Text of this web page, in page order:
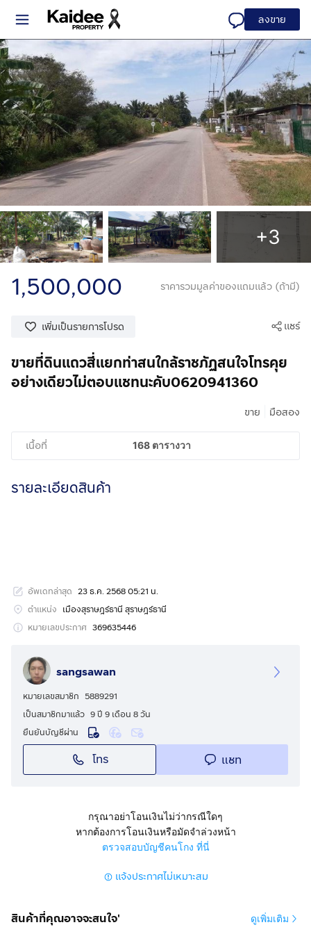
ลงขาย
+3
1,500,000 ราคารวมมูลค่าของแถมแล้ว (ถ้ามี)
เพิ่มเป็นรายการโปรด แชร์
ขายที่ดินแถวสี่แยกท่าสนใกล้ราชภัฏสนใจโทรคุย
อย่างเดียวไม่ตอบแชทนะคับ0620941360
ขาย มือสอง
เนื้อที่ 168 ตารางวา
รายละเอียดสินค้า
อัพเดทล่าสุด 23 ธ.ค. 2568 05:21 น.
ตำแหน่ง เมืองสุราษฎร์ธานี สุราษฎร์ธานี
หมายเลขประกาศ 369635446
sangsawan
หมายเลขสมาชิก 5889291
เป็นสมาชิกมาแล้ว 9 ปี 9 เดือน 8 วัน
ยืนยันบัญชีผ่าน
โทร แชท
กรุณาอย่าโอนเงินไม่ว่ากรณีใดๆ
หากต้องการโอนเงินหรือมัดจำล่วงหน้า
ตรวจสอบบัญชีคนโกง ที่นี่
แจ้งประกาศไม่เหมาะสม
สินค้าที่คุณอาจจะสนใจ' ดูเพิ่มเติม